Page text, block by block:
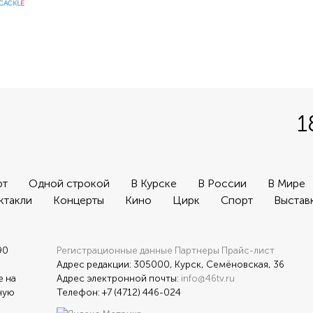
E
Одной строкой В Курске В России
В Мире
Концерты Кино Цирк Спорт
на
Регистрационные данные Партнеры Прайс-лист
Адрес редакции: 305000, Курск, Семёновская, 36
Адрес электронной почты: info@46tv.ru
Телефон: +7 (4712) 446-024